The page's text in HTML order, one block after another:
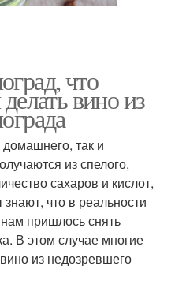
что
вино из
так и
из спелого,
сахаров и кислот,
что в реальности
пришлось снять
В этом случае многие
из недозревшего